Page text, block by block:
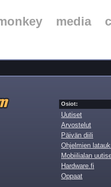
media
Osiot:
Uutiset
Arvostelut
Päivän diili
Ohjelmien
Mobiilialan
Hardware.fi
Oppaat